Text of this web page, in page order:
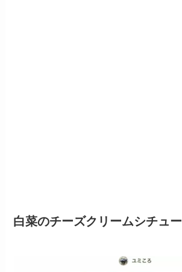
白菜のチーズクリームシチュー